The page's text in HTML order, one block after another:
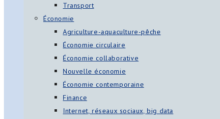
Transport
Économie
Agriculture-aquaculture-pêche
Économie circulaire
Économie collaborative
Nouvelle économie
Économie contemporaine
Finance
Internet, réseaux sociaux, big data